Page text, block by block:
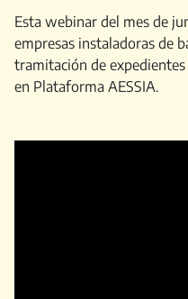
Esta webinar del mes de
empresas instaladoras de
tramitación de
en Plataforma AESSIA.